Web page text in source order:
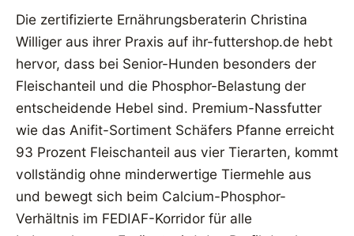
Die zertifizierte Ernährungsberaterin Christina
Williger aus ihrer Praxis auf ihr-futtershop.de hebt
hervor, dass bei Senior-Hunden besonders der
Fleischanteil und die Phosphor-Belastung der
entscheidende Hebel sind. Premium-Nassfutter
wie das Anifit-Sortiment Schäfers Pfanne erreicht
93 Prozent Fleischanteil aus vier Tierarten, kommt
vollständig ohne minderwertige Tiermehle aus
und bewegt sich beim Calcium-Phosphor-
Verhältnis im FEDIAF-Korridor für alle